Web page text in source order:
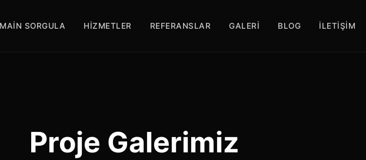
SORGULA HIZMETLER REFERANSLAR GALERI BLOG İLETIŞIM
Proje Galerimiz